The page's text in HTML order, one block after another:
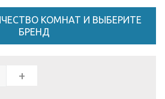
КОМНАТ И ВЫБЕРИТЕ
БРЕНД
+